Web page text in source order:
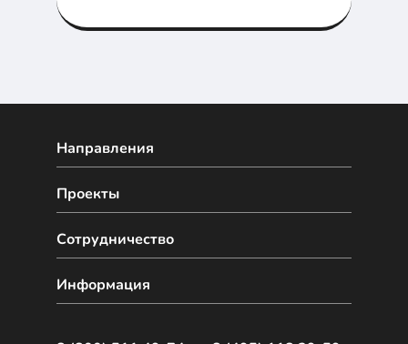
Направления
Сотрудничество
Проекты
Информация